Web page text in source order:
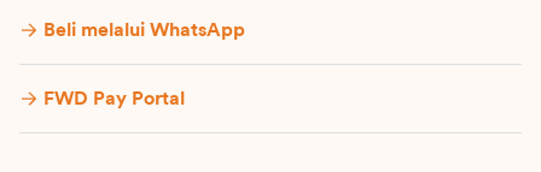
Beli melalui WhatsApp
FWD Pay Portal